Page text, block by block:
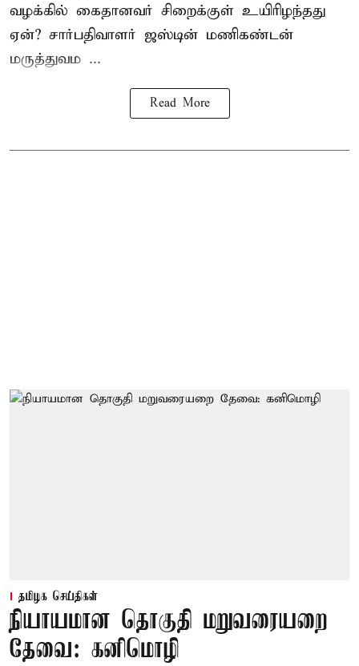
வழக்கில் கைதானவர் சிறைக்குள் உயிரிழந்தது
ஏன்? சார்பதிவாளர் ஜஸ்டின் மணிகண்டன்
மருத்துவம ...
Read More
தமிழக செய்திகள்
நியாயமான தொகுதி மறுவரையறை
தேவை: கனிமொழி